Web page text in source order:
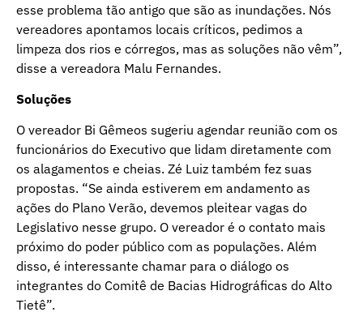
esse problema tão antigo que são as inundações. Nós
vereadores apontamos locais críticos, pedimos a
limpeza dos rios e córregos, mas as soluções não vêm”,
disse a vereadora Malu Fernandes.
Soluções
O vereador Bi Gêmeos sugeriu agendar reunião com os
funcionários do Executivo que lidam diretamente com
os alagamentos e cheias. Zé Luiz também fez suas
propostas. “Se ainda estiverem em andamento as
ações do Plano Verão, devemos pleitear vagas do
Legislativo nesse grupo. O vereador é o contato mais
próximo do poder público com as populações. Além
disso, é interessante chamar para o diálogo os
integrantes do Comitê de Bacias Hidrográficas do Alto
Tietê”.